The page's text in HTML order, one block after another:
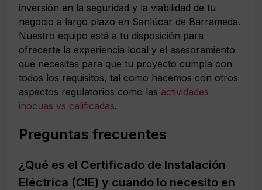
inversión en la seguridad y la viabilidad de tu
negocio a largo plazo en Sanlúcar de Barrameda.
Nuestro equipo está a tu disposición para
ofrecerte la experiencia local y el asesoramiento
que necesitas para que tu proyecto cumpla con
todos los requisitos, tal como hacemos con otros
aspectos regulatorios como las actividades
inocuas vs calificadas.
Preguntas frecuentes
¿Qué es el Certificado de Instalación
Eléctrica (CIE) y cuándo lo necesito en